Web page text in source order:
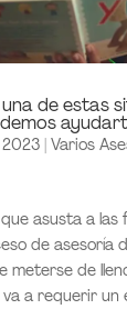
de estas
2023| Varios
asusta a las
de asesoría
meterse de
a requerir un